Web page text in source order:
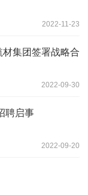
2022-11-23
集团签署战略合
2022-09-30
聘启事
2022-09-20